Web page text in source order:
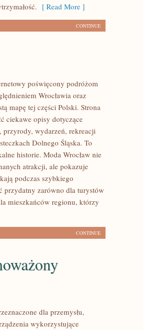
[ Read More ]
CONTINUE
poświęcony podróżom
Wrocławia oraz
mapę tej części Polski. Strona
ciekawe opisy dotyczące
wydarzeń, rekreacji
Dolnego Śląska. To
historie. Moda Wrocław nie
atrakcji, ale pokazuje
podczas szybkiego
przydatny zarówno dla turystów
mieszkańców regionu, którzy
CONTINUE
dla przemysłu,
wykorzystujące